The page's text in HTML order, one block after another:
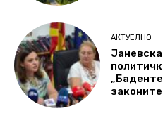
АКТУЕЛНО
законите